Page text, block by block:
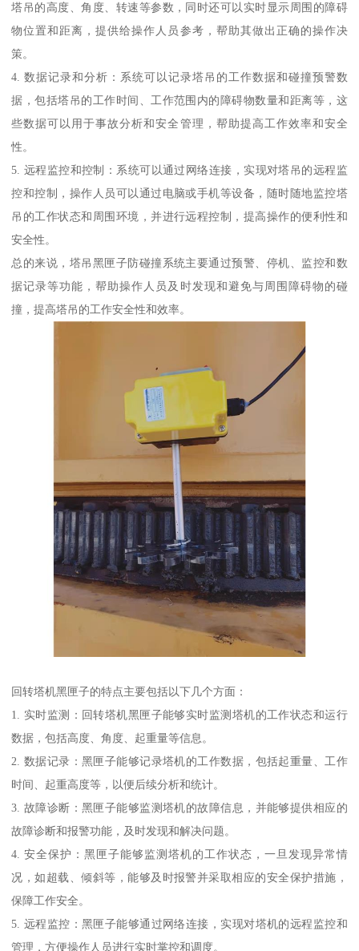
塔吊的高度、角度、转速等参数，同时还可以实时显示周围的障碍
物位置和距离，提供给操作人员参考，帮助其做出正确的操作决
策。
4. 数据记录和分析：系统可以记录塔吊的工作数据和碰撞预警数
据，包括塔吊的工作时间、工作范围内的障碍物数量和距离等，这
些数据可以用于事故分析和安全管理，帮助提高工作效率和安全
性。
5. 远程监控和控制：系统可以通过网络连接，实现对塔吊的远程监
控和控制，操作人员可以通过电脑或手机等设备，随时随地监控塔
吊的工作状态和周围环境，并进行远程控制，提高操作的便利性和
安全性。
总的来说，塔吊黑匣子防碰撞系统主要通过预警、停机、监控和数
据记录等功能，帮助操作人员及时发现和避免与周围障碍物的碰
撞，提高塔吊的工作安全性和效率。
回转塔机黑匣子的特点主要包括以下几个方面：
1. 实时监测：回转塔机黑匣子能够实时监测塔机的工作状态和运行
数据，包括高度、角度、起重量等信息。
2. 数据记录：黑匣子能够记录塔机的工作数据，包括起重量、工作
时间、起重高度等，以便后续分析和统计。
3. 故障诊断：黑匣子能够监测塔机的故障信息，并能够提供相应的
故障诊断和报警功能，及时发现和解决问题。
4. 安全保护：黑匣子能够监测塔机的工作状态，一旦发现异常情
况，如超载、倾斜等，能够及时报警并采取相应的安全保护措施，
保障工作安全。
5. 远程监控：黑匣子能够通过网络连接，实现对塔机的远程监控和
管理，方便操作人员进行实时掌控和调度。